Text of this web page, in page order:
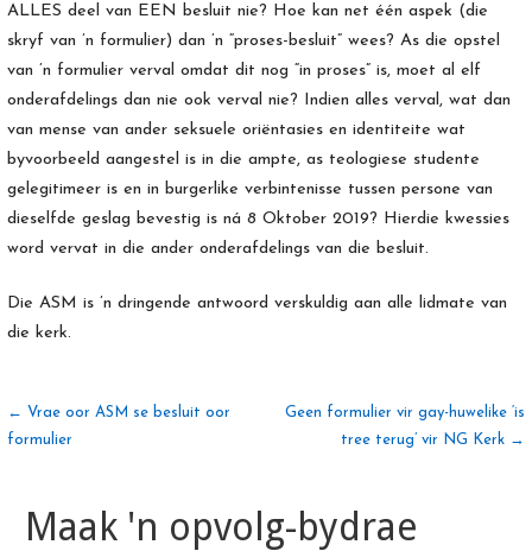
ALLES deel van EEN besluit nie? Hoe kan net één aspek (die
skryf van ’n formulier) dan ’n “proses-besluit” wees? As die opstel
van ’n formulier verval omdat dit nog “in proses” is, moet al elf
onderafdelings dan nie ook verval nie? Indien alles verval, wat dan
van mense van ander seksuele oriëntasies en identiteite wat
byvoorbeeld aangestel is in die ampte, as teologiese studente
gelegitimeer is en in burgerlike verbintenisse tussen persone van
dieselfde geslag bevestig is ná 8 Oktober 2019? Hierdie kwessies
word vervat in die ander onderafdelings van die besluit.
Die ASM is ’n dringende antwoord verskuldig aan alle lidmate van
die kerk.
Artikel
navigasie
← Vrae oor ASM se besluit oor
formulier
Geen formulier vir gay-huwelike ‘is
tree terug’ vir NG Kerk →
Maak 'n opvolg-bydrae